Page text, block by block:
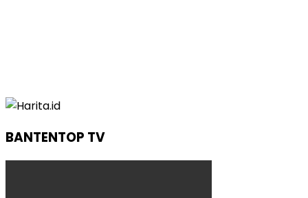
BANTENTOP TV